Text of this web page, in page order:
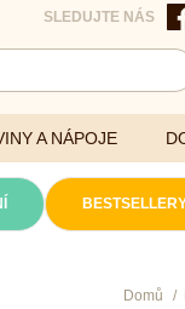
SLEDUJTE NÁS
A NÁPOJE
Domů